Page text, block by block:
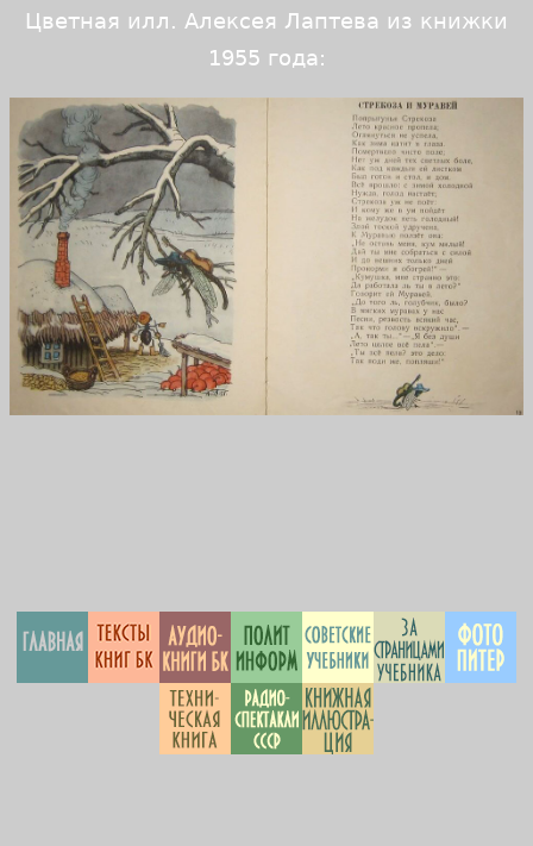
Цветная илл. Алексея Лаптева из книжки
1955 года: